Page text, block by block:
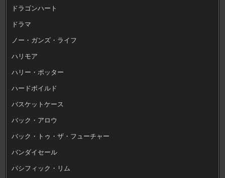
ドラゴンハート
ドラマ
ノー・ガンズ・ライフ
ハリモア
ハリー・ポッター
ハードボイルド
バスケットケース
バック・アロウ
バック・トゥ・ザ・フューチャー
バンダイセール
パシフィック・リム